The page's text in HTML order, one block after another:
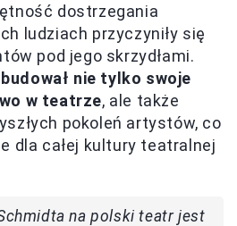
dostrzegania
ludziach przyczyniły się
pod jego skrzydłami.
nie tylko swoje
w teatrze, ale także
pokoleń artystów, co
dla całej kultury teatralnej
na polski teatr jest